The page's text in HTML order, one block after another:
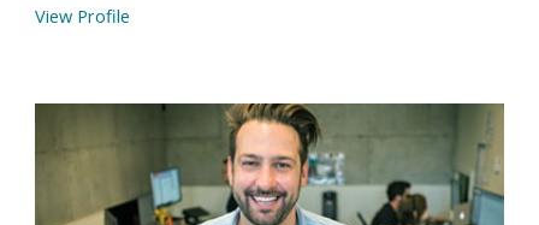
View Profile